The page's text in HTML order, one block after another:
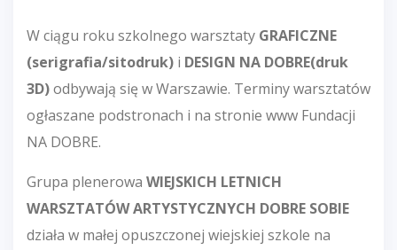
W ciągu roku szkolnego warsztaty GRAFICZNE
(serigrafia/sitodruk) i DESIGN NA DOBRE(druk
3D)odbywają się w Warszawie. Terminy warsztatów
ogłaszane podstronach i na stronie www Fundacji
NA DOBRE.
Grupa plenerowa WIEJSKICH LETNICH
WARSZTATÓW ARTYSTYCZNYCH DOBRE SOBIE
działa w małej opuszczonej wiejskiej szkole na